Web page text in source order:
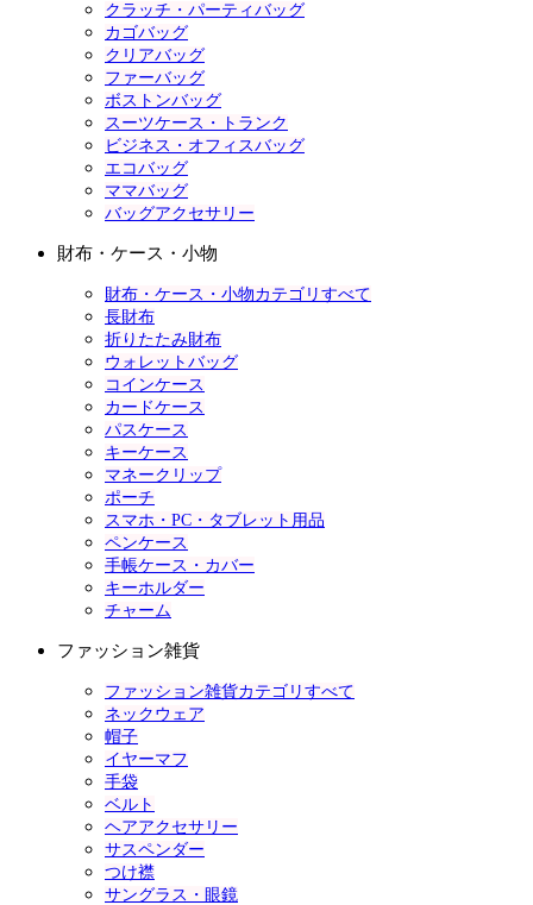
クラッチ・パーティバッグ
カゴバッグ
クリアバッグ
ファーバッグ
ボストンバッグ
スーツケース・トランク
ビジネス・オフィスバッグ
エコバッグ
ママバッグ
バッグアクセサリー
財布・ケース・小物
財布・ケース・小物カテゴリすべて
長財布
折りたたみ財布
ウォレットバッグ
コインケース
カードケース
パスケース
キーケース
マネークリップ
ポーチ
スマホ・PC・タブレット用品
ペンケース
手帳ケース・カバー
キーホルダー
チャーム
ファッション雑貨
ファッション雑貨カテゴリすべて
ネックウェア
帽子
イヤーマフ
手袋
ベルト
ヘアアクセサリー
サスペンダー
つけ襟
サングラス・眼鏡